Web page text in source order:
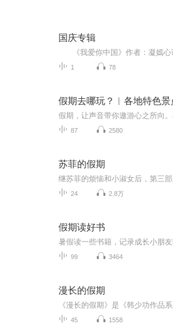
国庆专辑
1 78
假期去哪玩？︱各地特色景
87 2580
苏菲的假期
继苏菲的烦恼和小淑女后，第三
24 2.8万
假期读好书
99 3464
漫长的假期
45 1558